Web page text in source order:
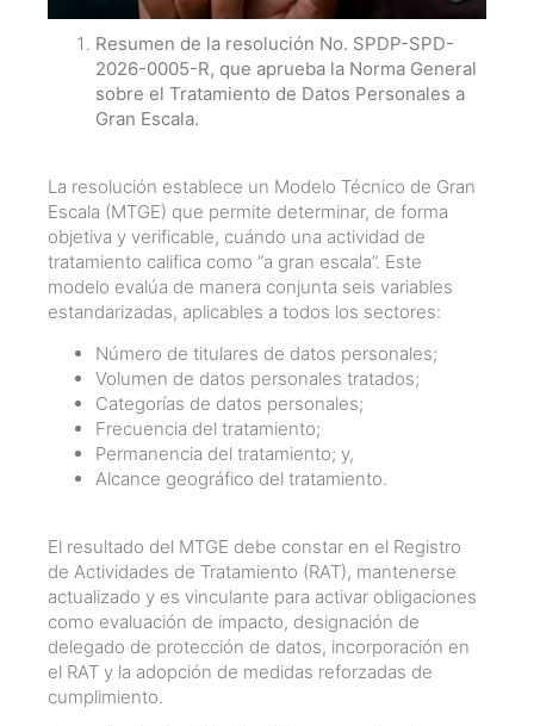
Resumen de la resolución No. SPDP-SPD-
2026-0005-R, que aprueba la Norma General
sobre el Tratamiento de Datos Personales a
Gran Escala.
La resolución establece un Modelo Técnico de Gran
Escala (MTGE) que permite determinar, de forma
objetiva y verificable, cuándo una actividad de
tratamiento califica como “a gran escala”. Este
modelo evalúa de manera conjunta seis variables
estandarizadas, aplicables a todos los sectores:
Número de titulares de datos personales;
Volumen de datos personales tratados;
Categorías de datos personales;
Frecuencia del tratamiento;
Permanencia del tratamiento; y,
Alcance geográfico del tratamiento.
El resultado del MTGE debe constar en el Registro
de Actividades de Tratamiento (RAT), mantenerse
actualizado y es vinculante para activar obligaciones
como evaluación de impacto, designación de
delegado de protección de datos, incorporación en
el RAT y la adopción de medidas reforzadas de
cumplimiento.